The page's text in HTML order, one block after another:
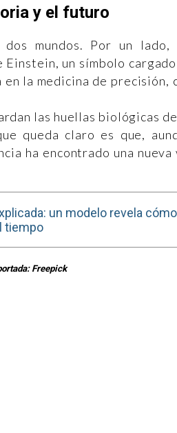
y el futuro
mundos. Por un
un símbolo
la medicina de precisión,
las huellas biológicas
queda claro es que,
ha encontrado una
un modelo revela
tiempo
Freepick